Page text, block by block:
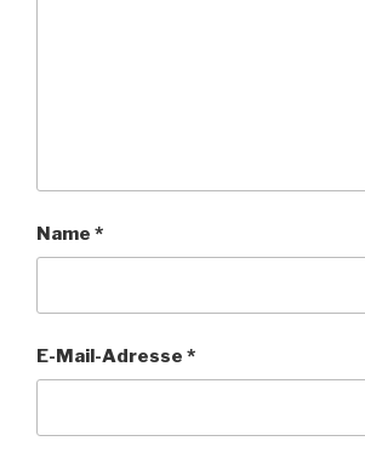
Name *
E-Mail-Adresse *